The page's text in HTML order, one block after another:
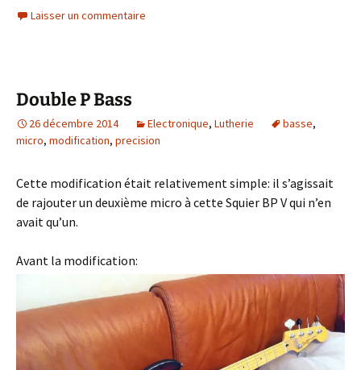
Laisser un commentaire
Double P Bass
26 décembre 2014 Electronique, Lutherie basse,
micro, modification, precision
Cette modification était relativement simple: il s’agissait
de rajouter un deuxième micro à cette Squier BP V qui n’en
avait qu’un.
Avant la modification: